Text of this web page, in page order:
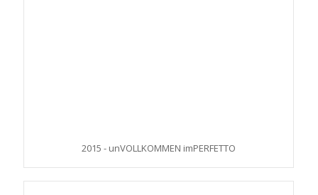
2015 - unVOLLKOMMEN imPERFETTO